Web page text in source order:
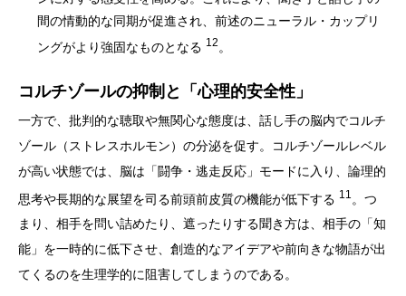
間の情動的な同期が促進され、前述のニューラル・カップリ
ングがより強固なものとなる 12 。
コルチゾールの抑制と「心理的安全性」
一方で、批判的な聴取や無関心な態度は、話し手の脳内でコルチ
ゾール（ストレスホルモン）の分泌を促す。コルチゾールレベル
が高い状態では、脳は「闘争・逃走反応」モードに入り、論理的
思考や長期的な展望を司る前頭前皮質の機能が低下する 11 。つ
まり、相手を問い詰めたり、遮ったりする聞き方は、相手の「知
能」を一時的に低下させ、創造的なアイデアや前向きな物語が出
てくるのを生理学的に阻害してしまうのである。